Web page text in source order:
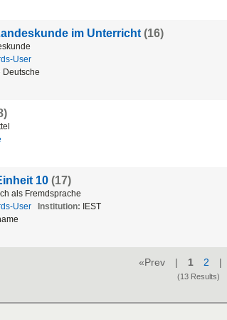
im Unterricht (16)
User
Deutsche
10 (17)
als Fremdsprache
User Institution: IEST
«Prev | 1 2 |
(13 Results)